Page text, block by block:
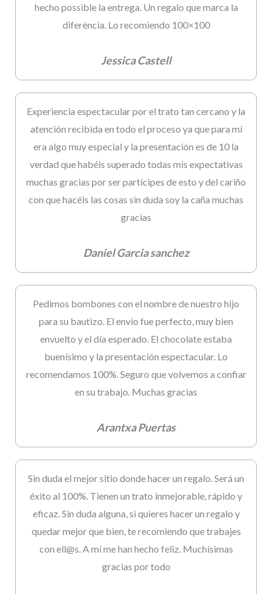
hecho possible la entrega. Un regalo que marca la
diferència. Lo recomiendo 100×100
Jessica Castell
Experiencia espectacular por el trato tan cercano y la
atención recibida en todo el proceso ya que para mí
era algo muy especial y la presentación es de 10 la
verdad que habéis superado todas mis expectativas
muchas gracias por ser partícipes de esto y del cariño
con que hacéis las cosas sin duda soy la caña muchas
gracias
Daniel Garcia sanchez
Pedimos bombones con el nombre de nuestro hijo
para su bautizo. El envío fue perfecto, muy bien
envuelto y el día esperado. El chocolate estaba
buenísimo y la presentación espectacular. Lo
recomendamos 100%. Seguro que volvemos a confiar
en su trabajo. Muchas gracias
Arantxa Puertas
Sin duda el mejor sitio donde hacer un regalo. Será un
éxito al 100%. Tienen un trato inmejorable, rápido y
eficaz. Sin duda alguna, si quieres hacer un regalo y
quedar mejor que bien, te recomiendo que trabajes
con ell@s. A mí me han hecho feliz. Muchísimas
gracias por todo